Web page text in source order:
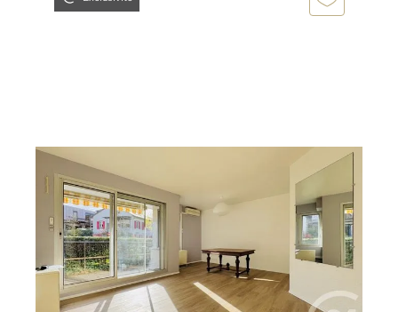
STRASBOURG 67
74,35 m 2 , 3 pièces
Ref : 23773
Appartement F3 à vendre
279 000 €
Visiter le site dédié